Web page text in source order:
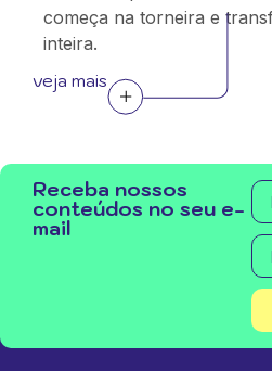
começa na torneira e
inteira.
veja mais
Receba nossos
conteúdos no seu e-
mail